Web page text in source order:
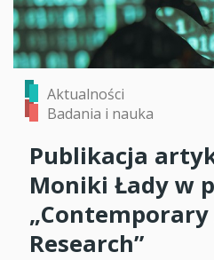
Aktualności
Badania i nauka
Publikacja
Moniki Łady w
Research”